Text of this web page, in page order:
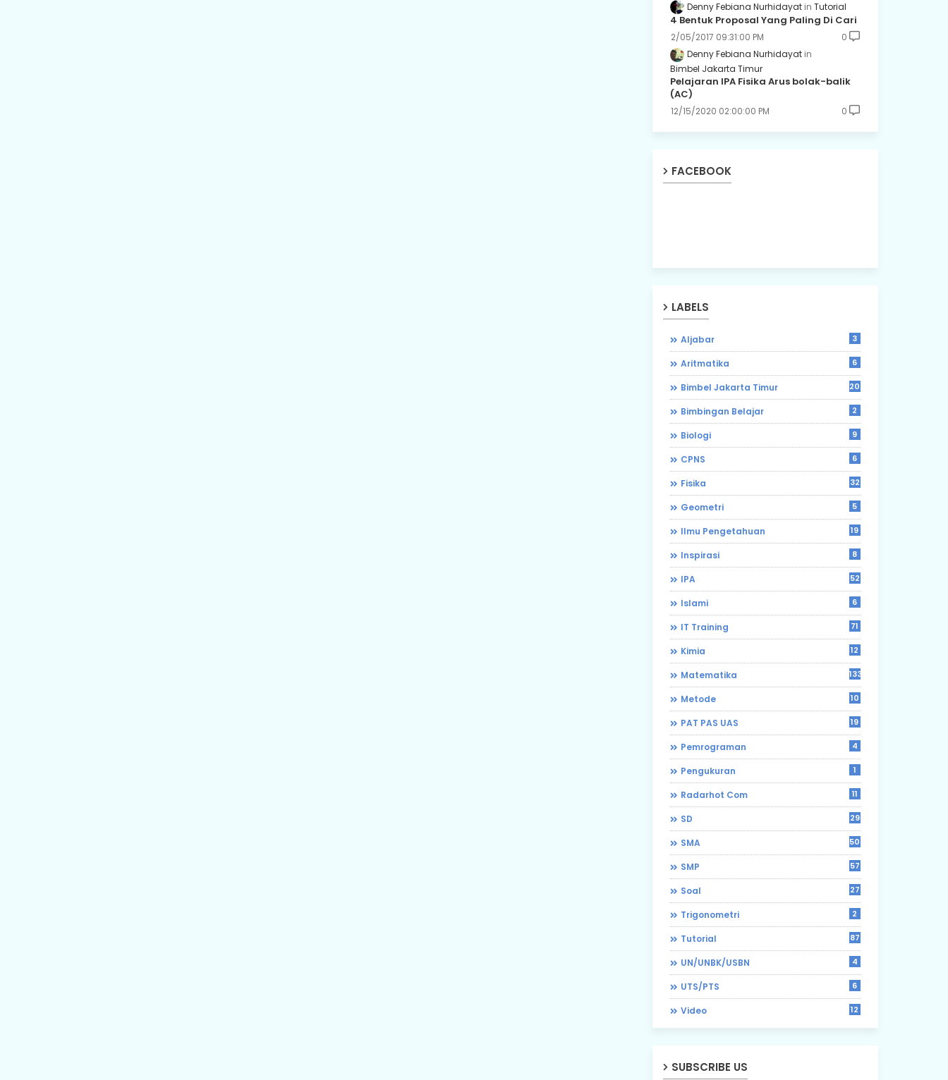
Denny Febiana Nurhidayat
Tutorial
4 Bentuk Proposal Yang Paling Di Cari
2/05/2017 09:31:00 PM
0
Denny Febiana Nurhidayat
Bimbel Jakarta Timur
Pelajaran IPA Fisika Arus bolak-balik
(AC)
12/15/2020 02:00:00 PM 0
FACEBOOK
LABELS
Aljabar 3
Aritmatika 6
Bimbel Jakarta Timur 203
Bimbingan Belajar 2
Biologi 9
CPNS 6
Fisika 32
Geometri 5
Ilmu Pengetahuan 19
Inspirasi 8
IPA 52
Islami 6
IT Training 71
Kimia 12
Matematika 133
Metode 10
PAT PAS UAS 19
Pemrograman 4
Pengukuran 1
Radarhot Com 11
SD 29
SMA 50
SMP 57
Soal 27
Trigonometri 2
Tutorial 87
UN/UNBK/USBN 4
UTS/PTS 6
Video 12
SUBSCRIBE US